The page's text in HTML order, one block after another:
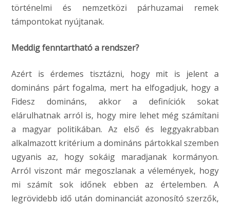
történelmi és nemzetközi párhuzamai remek
támpontokat nyújtanak.
Meddig fenntartható a rendszer?
Azért is érdemes tisztázni, hogy mit is jelent a
domináns párt fogalma, mert ha elfogadjuk, hogy a
Fidesz domináns, akkor a definíciók sokat
elárulhatnak arról is, hogy mire lehet még számítani
a magyar politikában. Az első és leggyakrabban
alkalmazott kritérium a domináns pártokkal szemben
ugyanis az, hogy sokáig maradjanak kormányon.
Arról viszont már megoszlanak a vélemények, hogy
mi számít sok időnek ebben az értelemben. A
legrövidebb idő után dominanciát azonosító szerzők,